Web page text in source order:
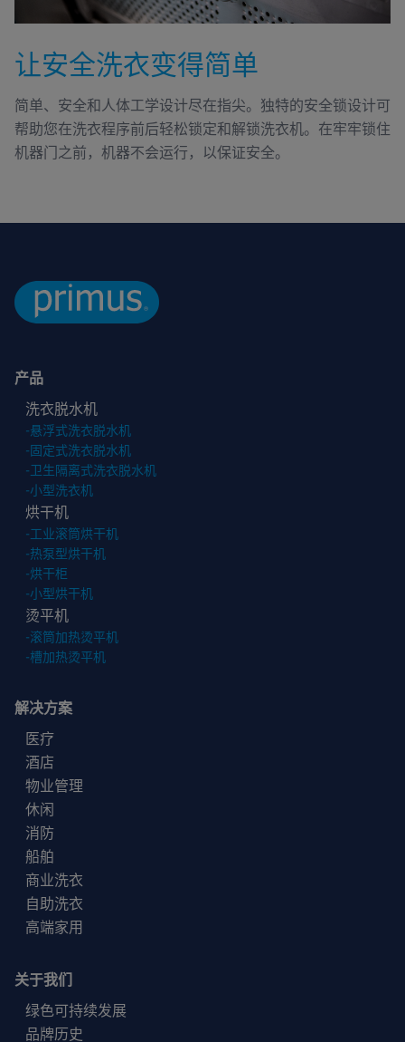
让安全洗衣变得简单
简单、安全和人体工学设计尽在指尖。独特的安全锁设计可
帮助您在洗衣程序前后轻松锁定和解锁洗衣机。在牢牢锁住
机器门之前，机器不会运行，以保证安全。
产品
洗衣脱水机
-悬浮式洗衣脱水机
- 固定式洗衣脱水机
- 卫生隔离式洗衣脱水机
-小型洗衣机
烘干机
-工业滚筒烘干机
-热泵型烘干机
-烘干柜
-小型烘干机
烫平机
-滚筒加热烫平机
-槽加热烫平机
解决方案
医疗
酒店
物业管理
休闲
消防
船舶
商业洗衣
自助洗衣
高端家用
关于我们
绿色可持续发展
品牌历史